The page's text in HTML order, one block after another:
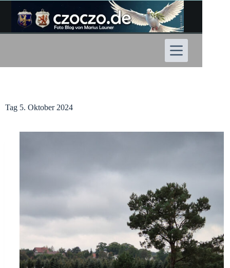
Inhalt
springen
Tag 5. Oktober 2024